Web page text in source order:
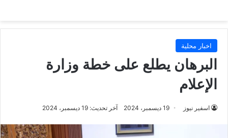
اخبار محلية
البرهان يطلع على خطة وزارة
الإعلام
اسفير نيوز 19 ديسمبر، 2024 آخر تحديث: 19 ديسمبر، 2024